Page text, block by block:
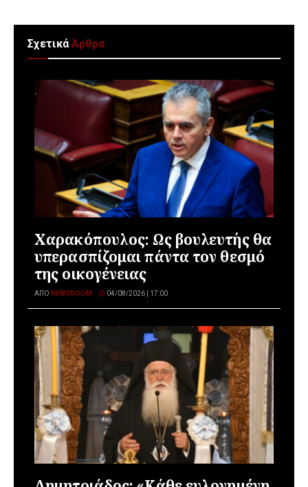
ΣχετικάΆρθρα
Χαρακόπουλος: Ως βουλευτής θα
υπερασπίζομαι πάντα τον θεσμό
της οικογένειας
ΑΠΌ NEWSROOM 04/08/2026 | 17:00